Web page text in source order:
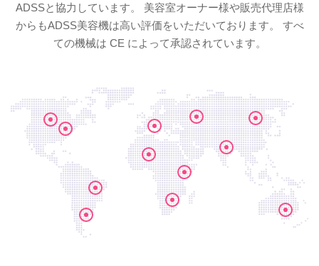
ADSSと協力しています。 美容室オーナー様や販売代理店様
からもADSS美容機は高い評価をいただいております。 すべ
ての機械は CE によって承認されています。